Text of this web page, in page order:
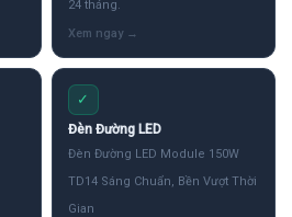
24 tháng.
✓
Đèn Đường LED
Đèn Đường LED Module 150W
TD14 Sáng Chuẩn, Bền Vượt Thời
Gian